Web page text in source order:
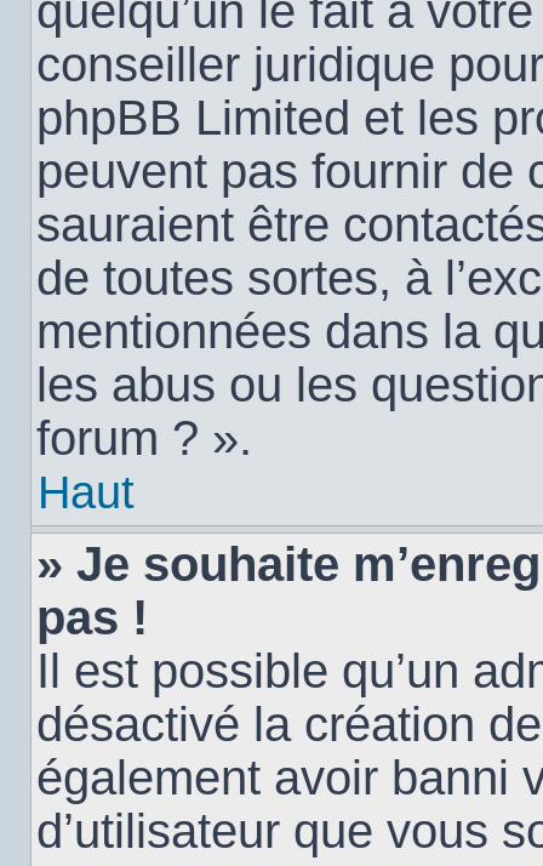
quelqu’un le fait à
conseiller juridique
phpBB Limited et les
peuvent pas fournir de
sauraient être
de toutes sortes, à
mentionnées dans la
les abus ou les
forum ? ».
Haut
» Je souhaite
pas !
Il est possible qu’un
désactivé la création
également avoir banni
d’utilisateur que vous